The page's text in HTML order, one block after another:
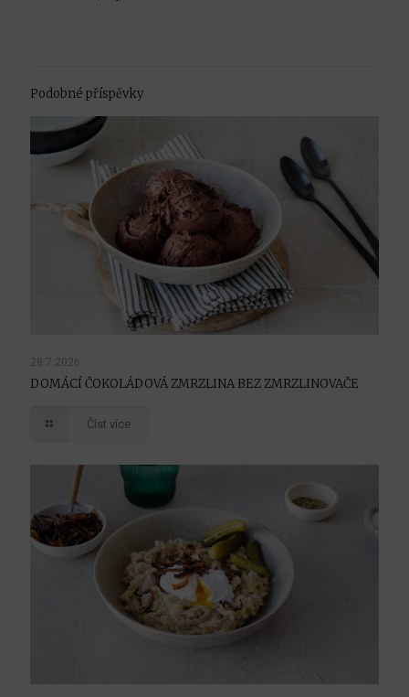
Podobné příspěvky
28.7.2026
DOMÁCÍ ČOKOLÁDOVÁ ZMRZLINA BEZ ZMRZLINOVAČE
Číst více